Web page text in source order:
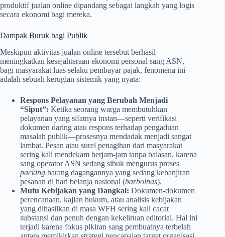
produktif jualan online dipandang sebagai langkah yang logis
secara ekonomi bagi mereka.
Dampak Buruk bagi Publik
Meskipun aktivitas jualan online tersebut berhasil
meningkatkan kesejahteraan ekonomi personal sang ASN,
bagi masyarakat luas selaku pembayar pajak, fenomena ini
adalah sebuah kerugian sistemik yang nyata:
Respons Pelayanan yang Berubah Menjadi
“Siput”: Ketika seorang warga membutuhkan
pelayanan yang sifatnya instan—seperti verifikasi
dokumen daring atau respons terhadap pengaduan
masalah publik—prosesnya mendadak menjadi sangat
lambat. Pesan atau surel penagihan dari masyarakat
sering kali mendekam berjam-jam tanpa balasan, karena
sang operator ASN sedang sibuk mengurus proses
packing barang dagangannya yang sedang kebanjiran
pesanan di hari belanja nasional (harbolnas).
Mutu Kebijakan yang Dangkal: Dokumen-dokumen
perencanaan, kajian hukum, atau analisis kebijakan
yang dihasilkan di masa WFH sering kali cacat
substansi dan penuh dengan kekeliruan editorial. Hal ini
terjadi karena fokus pikiran sang pembuatnya terbelah